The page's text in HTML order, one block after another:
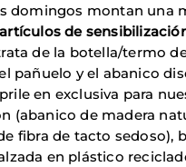
domingos montan una
artículos de
de la botella/termo
pañuelo y el abanico
en exclusiva para
(abanico de madera
fibra de tacto sedoso),
en plástico